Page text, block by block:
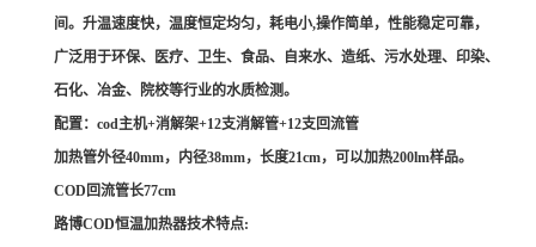
间。升温速度快，温度恒定均匀，耗电小,操作简单，性能稳定可靠，
广泛用于环保、医疗、卫生、食品、自来水、造纸、污水处理、印染、
石化、冶金、院校等行业的水质检测。
配置： cod主机+消解架+12支消解管+12支回流管
加热管外径40mm，内径38mm，长度21cm，可以加热200lm样品。
COD 回流管长77cm
路博COD恒温加热器技术特点: